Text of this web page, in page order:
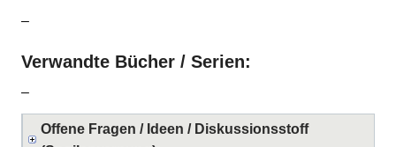
–
Verwandte Bücher / Serien:
–
Offene Fragen / Ideen / Diskussionsstoff